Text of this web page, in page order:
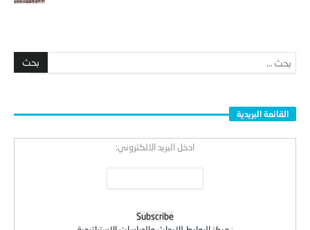
القائمة البريدية
ادخل البريد الالكتروني: